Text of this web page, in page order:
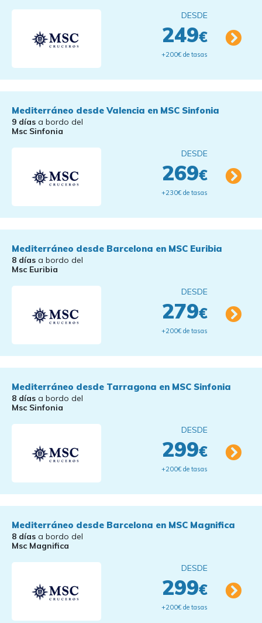
DESDE
249€
+200€ de tasas
Mediterráneo desde Valencia en MSC Sinfonia
9 días a bordo del
Msc Sinfonia
DESDE
269€
+230€ de tasas
Mediterráneo desde Barcelona en MSC Euribia
8 días a bordo del
Msc Euribia
DESDE
279€
+200€ de tasas
Mediterráneo desde Tarragona en MSC Sinfonia
8 días a bordo del
Msc Sinfonia
DESDE
299€
+200€ de tasas
Mediterráneo desde Barcelona en MSC Magnifica
8 días a bordo del
Msc Magnifica
DESDE
299€
+200€ de tasas